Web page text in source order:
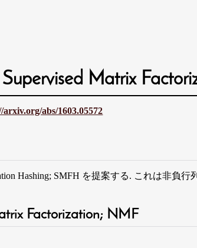
Supervised Matrix
arxiv.org/abs/1603.05572
Hashing; SMFH を提案する. これは非負
Factorization; NMF